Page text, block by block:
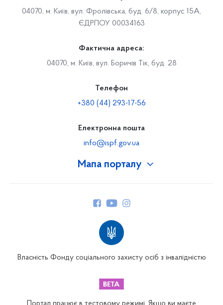
Мапа порталу
04070, м. Київ, вул. Фролівська, буд. 6/8, корпус 15А,
ЄДРПОУ 00034163
Фактична адреса:
04070, м. Київ, вул. Боричів Тік, буд. 28
Телефон
+380 (44) 293-17-56
Електронна пошта
info@ispf.gov.ua
Власність Фонду соціального захисту осіб з інвалідністю